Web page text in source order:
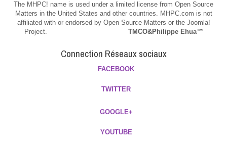
The MHPC! name is used under a limited license from Open Source
Matters in the United States and other countries. MHPC.com is not
affiliated with or endorsed by Open Source Matters or the Joomla!
Project. TMCO&Philippe Ehua™
Connection Réseaux sociaux
FACEBOOK
TWITTER
GOOGLE+
YOUTUBE